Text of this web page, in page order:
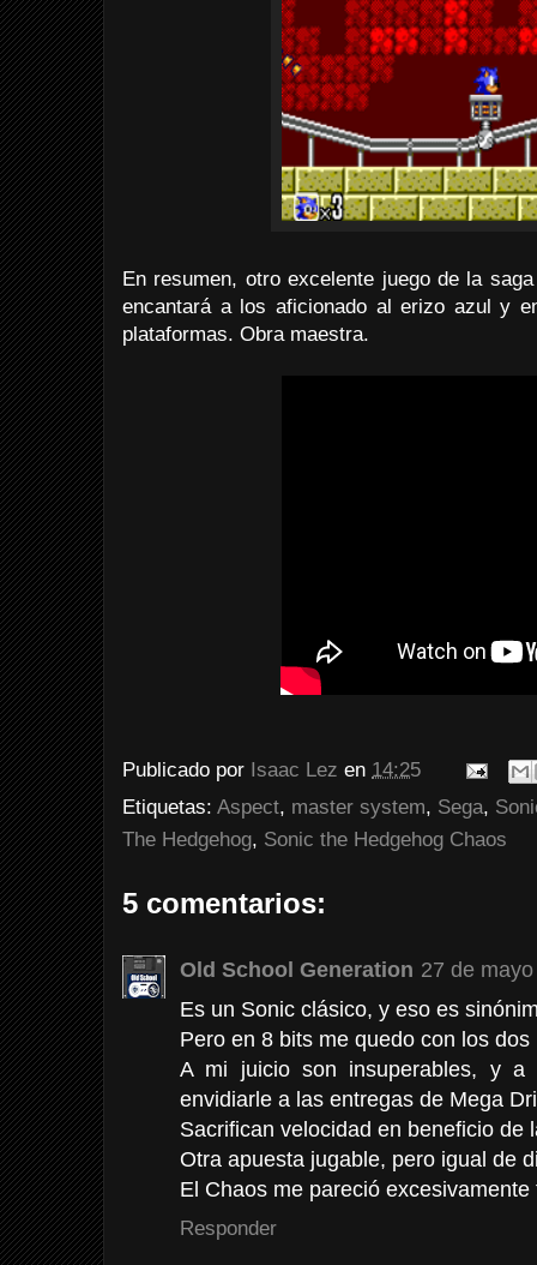
En resumen, otro excelente juego de la
encantará a los aficionado al erizo azul y
plataformas. Obra maestra.
Publicado por Isaac Lez en 14:25
Etiquetas: Aspect, master system, Sega,
The Hedgehog, Sonic the Hedgehog Chaos
5 comentarios:
Old School Generation 27 de
Es un Sonic clásico, y eso es
Pero en 8 bits me quedo con los dos
A mi juicio son insuperables, y a
envidiarle a las entregas de Mega
Sacrifican velocidad en beneficio de
Otra apuesta jugable, pero igual de
El Chaos me pareció excesivamente
Responder